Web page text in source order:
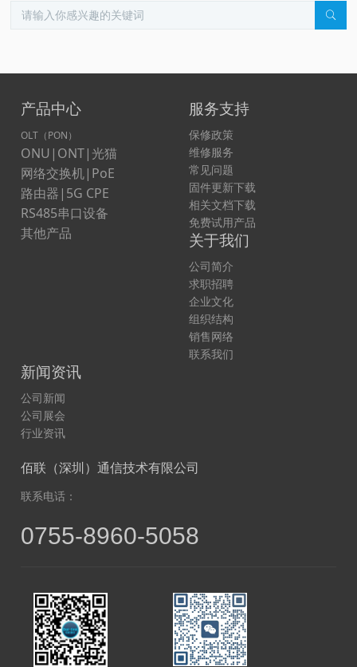
产品中心
OLT（PON）
ONU|ONT|光猫
网络交换机|PoE
路由器|5G CPE
RS485串口设备
其他产品
服务支持
保修政策
维修服务
常见问题
固件更新下载
相关文档下载
免费试用产品
关于我们
公司简介
求职招聘
企业文化
组织结构
销售网络
联系我们
新闻资讯
公司新闻
公司展会
行业资讯
佰联（深圳）通信技术有限公司
联系电话：
0755-8960-5058